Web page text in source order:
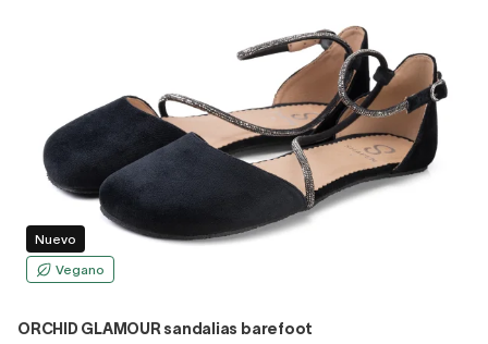
Nuevo
Vegano
ORCHID GLAMOUR sandalias barefoot